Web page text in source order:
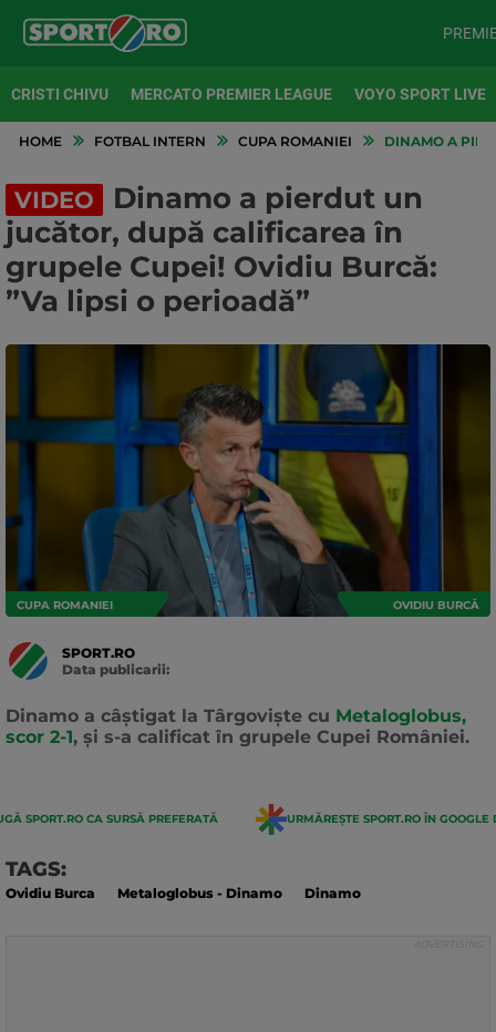
CRISTI CHIVU MERCATO PREMIER LEAGUE VOYO SPORT LIVE
HOME FOTBAL INTERN CUPA ROMANIEI DINAMO A
VIDEO
Dinamo a pierdut un
jucător, după calificarea în
grupele Cupei! Ovidiu Burcă:
”Va lipsi o perioadă”
CUPA ROMANIEI OVIDIU BURCĂ
SPORT.RO
Data publicarii:
Dinamo a câștigat la Târgoviște cu Metaloglobus,
scor 2-1, și s-a calificat în grupele Cupei României.
SPORT.RO CA SURSĂ PREFERATĂ URMĂREȘTE SPORT.RO ÎN GOOGLE
TAGS:
Ovidiu Burca Metaloglobus - Dinamo Dinamo